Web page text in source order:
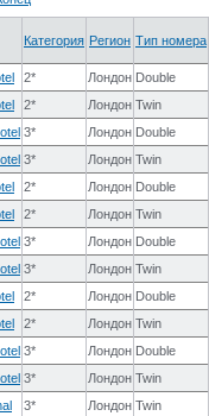
Категория Регион Тип номера
2* Лондон Double
2* Лондон Twin
3* Лондон Double
3* Лондон Twin
2* Лондон Double
2* Лондон Twin
3* Лондон Double
3* Лондон Twin
2* Лондон Double
2* Лондон Twin
3* Лондон Double
3* Лондон Twin
3* Лондон Twin